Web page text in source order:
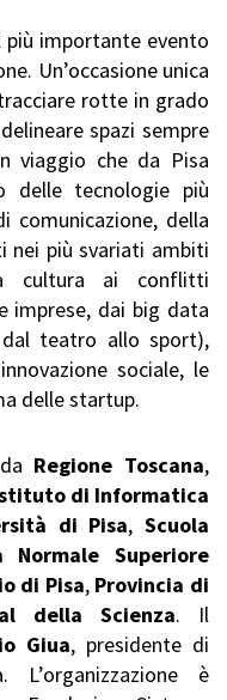
importante evento
Un’occasione unica
rotte in grado
spazi sempre
viaggio che da Pisa
delle tecnologie più
comunicazione, della
nei più svariati ambiti
cultura ai conflitti
imprese, dai big data
dal teatro allo sport),
sociale, le
delle startup.
Regione Toscana,
di Informatica
di Pisa,Scuola
Normale Superiore
di Pisa, Provincia di
della Scienza. Il
Giua, presidente di
L’organizzazione è